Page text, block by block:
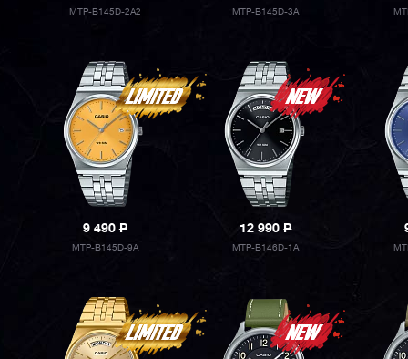
MTP-B145D-2A2 MTP-B145D-3A
9 490P
MTP-B145D-9A
12 990P
MTP-B146D-1A